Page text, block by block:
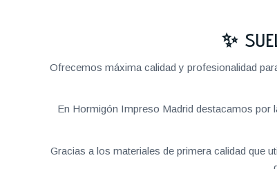
✨
Ofrecemos máxima calidad y profesionalidad
En Hormigón Impreso Madrid destacamos por
Gracias a los materiales de primera calidad que